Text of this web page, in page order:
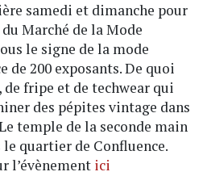
samedi et dimanche pour
Marché de la Mode
le signe de la mode
de 200 exposants. De quoi
fripe et de techwear qui
des pépites vintage dans
temple de la seconde main
le quartier de Confluence.
l’évènement ici